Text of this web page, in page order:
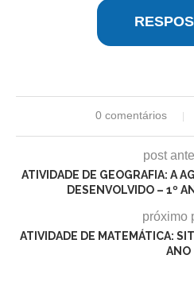
0 comentários
post
ATIVIDADE DE GEOGRAFIA: A
DESENVOLVIDO – 1º
próximo
ATIVIDADE DE MATEMÁTICA:
ANO